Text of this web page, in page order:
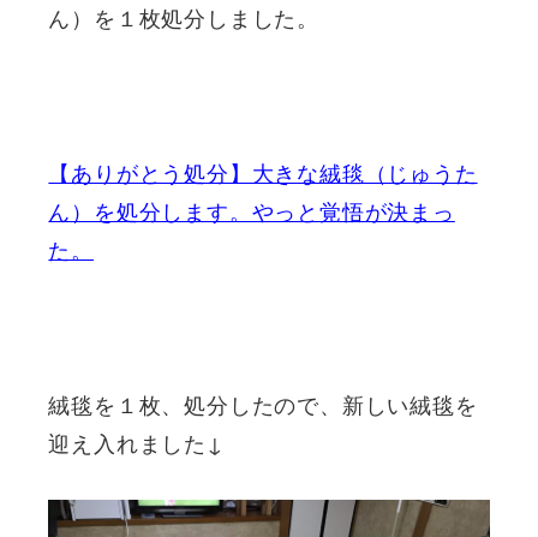
ん）を１枚処分しました。
【ありがとう処分】大きな絨毯（じゅうた
ん）を処分します。やっと覚悟が決まっ
た。
絨毯を１枚、処分したので、新しい絨毯を
迎え入れました↓